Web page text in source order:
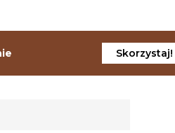
Skorzystaj!